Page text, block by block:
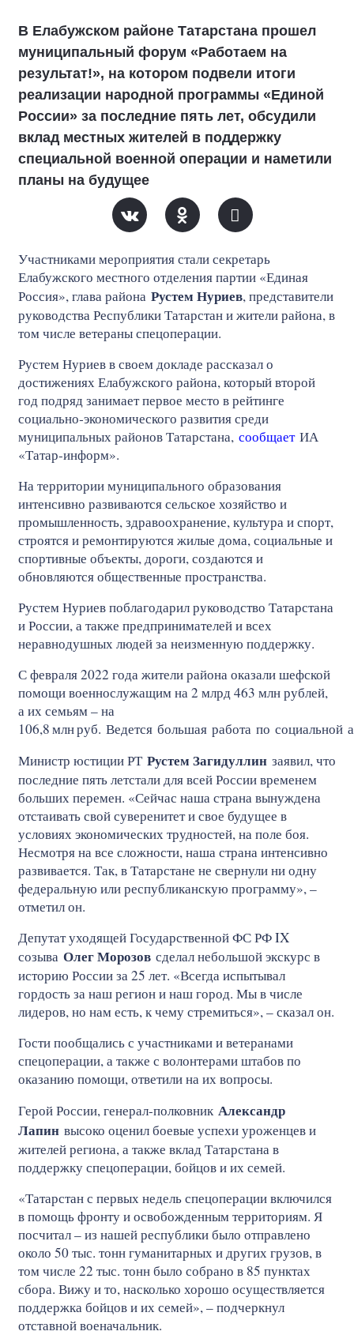
В Елабужском районе Татарстана прошел
муниципальный форум «Работаем на
результат!», на котором подвели итоги
реализации народной программы «Единой
России» за последние пять лет, обсудили
вклад местных жителей в поддержку
специальной военной операции и наметили
планы на будущее
Участниками мероприятия стали секретарь
Елабужского местного отделения партии «Единая
Россия», глава района Рустем Нуриев, представители
руководства Республики Татарстан и жители района, в
том числе ветераны спецоперации.
Рустем Нуриев в своем докладе рассказал о
достижениях Елабужского района, который второй
год подряд занимает первое место в рейтинге
социально‑экономического развития среди
муниципальных районов Татарстана, сообщаетИА
«Татар-информ».
На территории муниципального образования
интенсивно развиваются сельское хозяйство и
промышленность, здравоохранение, культура и спорт,
строятся и ремонтируются жилые дома, социальные и
спортивные объекты, дороги, создаются и
обновляются общественные пространства.
Рустем Нуриев поблагодарил руководство Татарстана
и России, а также предпринимателей и всех
неравнодушных людей за неизменную поддержку.
С февраля 2022 года жители района оказали шефской
помощи военнослужащим на 2 млрд 463 млн рублей,
а их семьям – на
106,8млнруб. Ведется большая работа по
Министр юстиции РТ Рустем Загидуллин заявил, что
последние пять летстали для всей России временем
больших перемен. «Сейчас наша страна вынуждена
отстаивать свой суверенитет и свое будущее в
условиях экономических трудностей, на поле боя.
Несмотря на все сложности, наша страна интенсивно
развивается. Так, в Татарстане не свернули ни одну
федеральную или республиканскую программу», –
отметил он.
Депутат уходящей Государственной ФС РФ IX
созыва Олег Морозов сделал небольшой экскурс в
историю России за 25 лет. «Всегда испытывал
гордость за наш регион и наш город. Мы в числе
лидеров, но нам есть, к чему стремиться», – сказал он.
Гости пообщались с участниками и ветеранами
спецоперации, а также с волонтерами штабов по
оказанию помощи, ответили на их вопросы.
Герой России, генерал-полковник Александр
Лапин высоко оценил боевые успехи уроженцев и
жителей региона, а также вклад Татарстана в
поддержку спецоперации, бойцов и их семей.
«Татарстан с первых недель спецоперации включился
в помощь фронту и освобожденным территориям. Я
посчитал – из нашей республики было отправлено
около 50 тыс. тонн гуманитарных и других грузов, в
том числе 22 тыс. тонн было собрано в 85 пунктах
сбора. Вижу и то, насколько хорошо осуществляется
поддержка бойцов и их семей», – подчеркнул
отставной военачальник.